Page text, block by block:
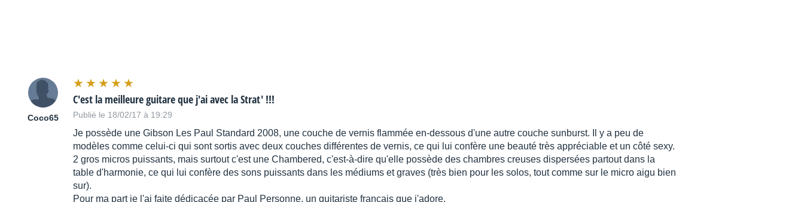
Coco65
C'est la meilleure guitare que j'ai avec la Strat' !!!
Publié le 18/02/17 à 19:29
Je possède une Gibson Les Paul Standard 2008, une couche de vernis flammée en-dessous d'une autre couche sunburst. Il y a peu de
modèles comme celui-ci qui sont sortis avec deux couches différentes de vernis, ce qui lui confère une beauté très appréciable et un côté sexy.
2 gros micros puissants, mais surtout c'est une Chambered, c'est-à-dire qu'elle possède des chambres creuses dispersées partout dans la
table d'harmonie, ce qui lui confère des sons puissants dans les médiums et graves (très bien pour les solos, tout comme sur le micro aigu bien
sur).
Pour ma part je l'ai faite dédicacée par Paul Personne, un guitariste français que j'adore.